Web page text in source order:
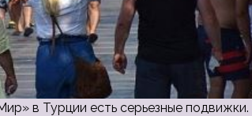
в Турции есть серьезные подвижки.